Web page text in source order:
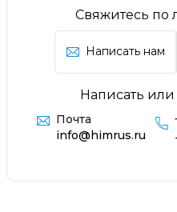
Свяжитесь по
Написать нам
Написать
Почта
info@himrus.ru